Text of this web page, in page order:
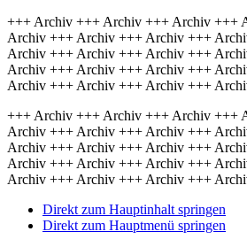
+++ Archiv +++ Archiv +++ Archiv +++
Archiv +++ Archiv +++ Archiv +++
Archiv +++ Archiv +++ Archiv +++
Archiv +++ Archiv +++ Archiv +++
Archiv +++ Archiv +++ Archiv +++
+++ Archiv +++ Archiv +++ Archiv +++
Archiv +++ Archiv +++ Archiv +++
Archiv +++ Archiv +++ Archiv +++
Archiv +++ Archiv +++ Archiv +++
Archiv +++ Archiv +++ Archiv +++
Direkt zum Hauptinhalt springen
Direkt zum Hauptmenü springen